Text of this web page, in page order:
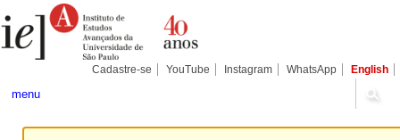
para
conteúdo.
Pessoais
Cadastre-se YouTube Instagram WhatsApp English
menu